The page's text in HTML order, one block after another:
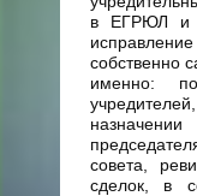
в ЕГРЮЛ и
собственно
именно:
совета,
сделок, в